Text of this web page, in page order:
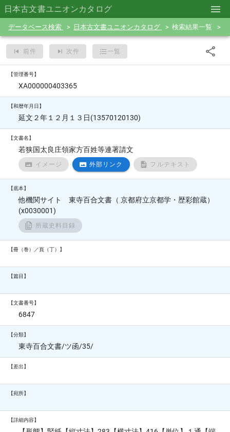
日本古文書ユニオンカタログ
データベース検索 日本古文書ユニオンカタログ 検索結果一覧
前件 次件 一覧
【管理番号】
XA000000403365
【和暦年月日】
延文２年１２月１３日(13570120130)
【文書名】
若狭国太良庄領家方百姓等連署請文
イメージ 外部リンク フルテキスト
【底本】
他機関サイト 東寺百合文書（ 京都府立京都学・歴彩館蔵）
(x0030001)
所蔵史料目録
【冊（巻）／頁（丁）】
【篇目】
【文書番号】
6847
【分類】
東寺百合文書/ツ函/35/
【差出】
【宛所】
【詳細内容】